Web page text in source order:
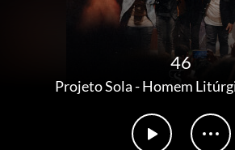
46
Projeto Sola-Homem